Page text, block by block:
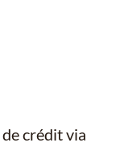
crédit via